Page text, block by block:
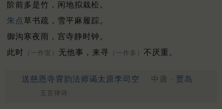
阶前多是竹，闲地拟栽松。
朱点草书疏，雪平麻履踪。
御沟寒夜雨，宫寺静时钟。
此时
（一作室） 无他事，来寻 （一作多） 不厌重。
送慈恩寺霄韵法师谒太原李司空 中唐 · 贾岛
五言律诗